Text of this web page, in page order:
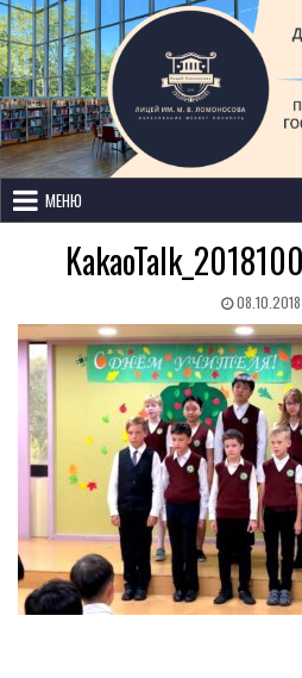
Лицей имени М. В.
с изучением иностранных языков
МЕНЮ
08.10.2018